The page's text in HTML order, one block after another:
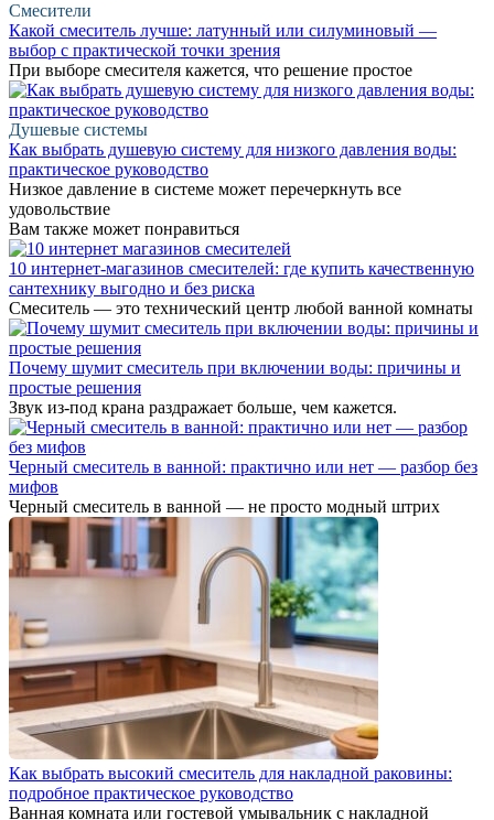
Смесители
Какой смеситель лучше: латунный или силуминовый —
выбор с практической точки зрения
При выборе смесителя кажется, что решение простое
Душевые системы
Как выбрать душевую систему для низкого давления воды:
практическое руководство
Низкое давление в системе может перечеркнуть все
удовольствие
Вам также может понравиться
10 интернет-магазинов смесителей: где купить качественную
сантехнику выгодно и без риска
Смеситель — это технический центр любой ванной комнаты
Почему шумит смеситель при включении воды: причины и
простые решения
Звук из-под крана раздражает больше, чем кажется.
Черный смеситель в ванной: практично или нет — разбор без
мифов
Черный смеситель в ванной — не просто модный штрих
Как выбрать высокий смеситель для накладной раковины:
подробное практическое руководство
Ванная комната или гостевой умывальник с накладной